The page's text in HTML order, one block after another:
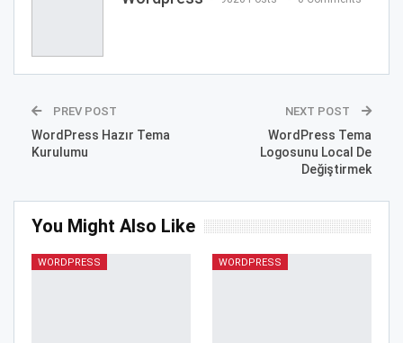
PREV POST
WordPress Hazır Tema
Kurulumu
NEXT POST
WordPress Tema
Logosunu Local De
Değiştirmek
You Might Also Like
WORDPRESS WORDPRESS